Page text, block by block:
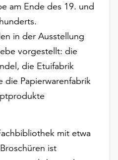
am Ende des 19. und
in der Ausstellung
vorgestellt: die
die Etuifabrik
die Papierwarenfabrik
mit etwa
ist